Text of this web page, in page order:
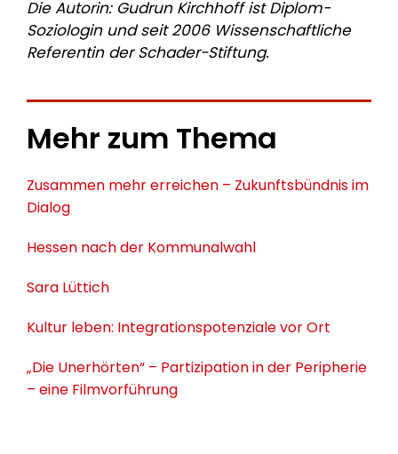
Die Autorin: Gudrun Kirchhoff ist Diplom-
Soziologin und seit 2006 Wissenschaftliche
Referentin der Schader-Stiftung.
Mehr zum Thema
Zusammen mehr erreichen – Zukunftsbündnis im
Dialog
Hessen nach der Kommunalwahl
Sara Lüttich
Kultur leben: Integrationspotenziale vor Ort
„Die Unerhörten“ – Partizipation in der Peripherie
– eine Filmvorführung